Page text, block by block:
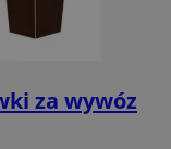
za wywóz